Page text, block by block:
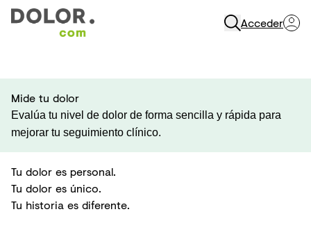
Acceder
Mide tu dolor
Evalúa tu nivel de dolor de forma sencilla y rápida para
mejorar tu seguimiento clínico.
Tu dolor es personal.
Tu dolor es único.
Tu historia es diferente.